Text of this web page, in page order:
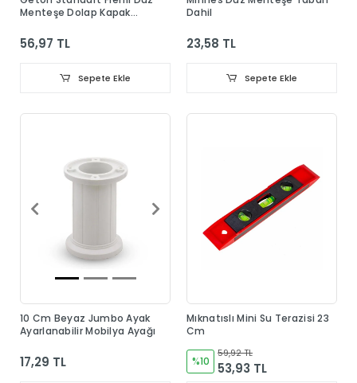
Menteşe Dolap Kapak
56,97 TL
Sepete Ekle
Dahil
23,58 TL
Sepete Ekle
10 Cm Beyaz Jumbo Ayak
Ayarlanabilir Mobilya Ayağı
17,29 TL
Mıknatıslı Mini Su Terazisi 23
Cm
%10
59,92 TL
53,93 TL